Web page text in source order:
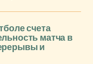
счета
матча в
и